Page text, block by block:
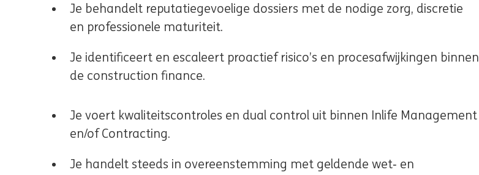
Je behandelt reputatiegevoelige dossiers met de nodige zorg, discretie
en professionele maturiteit.
Je identificeert en escaleert proactief risico’s en procesafwijkingen binnen
de construction finance.
Je voert kwaliteitscontroles en dual control uit binnen Inlife Management
en/of Contracting.
Je handelt steeds in overeenstemming met geldende wet‑ en